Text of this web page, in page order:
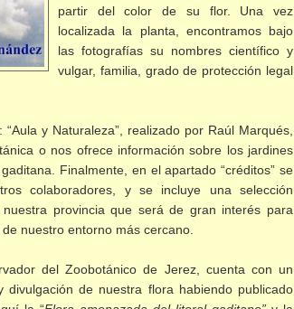
partir del color de su flor. Una vez
localizada la planta, encontramos bajo
las fotografías su nombres científico y
vulgar, familia, grado de protección legal
y Naturaleza”, realizado por Raúl Marqués,
o nos ofrece información sobre los jardines
Finalmente, en el apartado “créditos” se
colaboradores, y se incluye una selección
provincia que será de gran interés para
nuestro entorno más cercano.
del Zoobotánico de Jerez, cuenta con un
de nuestra flora habiendo publicado